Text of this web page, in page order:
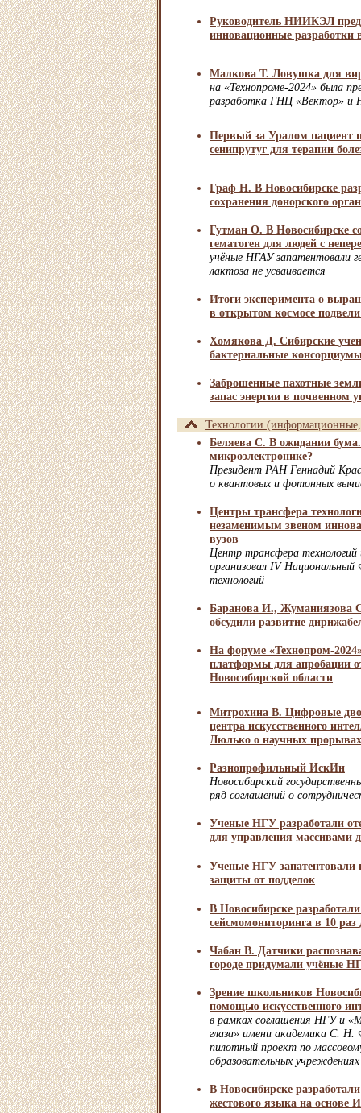
Руководитель НИИКЭЛ
инновационные разработки
Малкова Т. Ловушка для
на «Технопроме-2024» была
разработка ГНЦ «Вектор»
Первый за Уралом пациент
сенипрутуг для терапии
Граф Н. В Новосибирске
сохранения донорского
Гутман О. В Новосибирске
гематоген для людей с
учёные НГАУ запатентовали
лактоза не усваивается
Итоги эксперимента о
в открытом космосе
Хомякова Д. Сибирские
бактериальные
Заброшенные пахотные
запас энергии в почвенном
Технологии
Беляева С. В ожидании
микроэлектронике?
Президент РАН Геннадий
о квантовых и фотонных
Центры трансфера
незаменимым звеном
вузов
Центр трансфера
организовал IV
технологий
Баранова И., Жуманиязова
обсудили развитие
На форуме «Технопром-
платформы для апробации
Новосибирской области
Митрохина В. Цифровые
центра искусственного
Люлько о научных прорывах
Разнопрофильный ИскИн
Новосибирский
ряд соглашений о
Ученые НГУ разработали
для управления массивами
Ученые НГУ запатентовали
защиты от подделок
В Новосибирске
сейсмомониторинга в 10 раз
Чабан В. Датчики
городе придумали учёные
Зрение школьников
помощью искусственного
в рамках соглашения НГУ и
глаза» имени академика С. Н.
пилотный проект по
образовательных
В Новосибирске
жестового языка на основе